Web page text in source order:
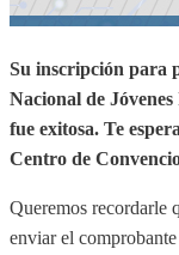
Su inscripción para
Nacional de
fue exitosa. Te
Centro de
Queremos recordarle
enviar el